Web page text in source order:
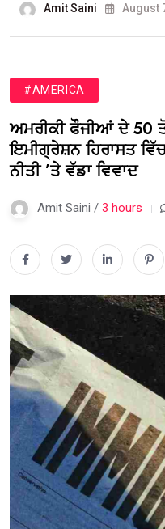
Amit Saini August
#AMERICA
ਅਮਰੀਕੀ ਫੌਜੀਆਂ ਦੇ 50
ਇਮੀਗ੍ਰੇਸ਼ਨ ਹਿਰਾਸਤ
ਨੀਤੀ ’ਤੇ ਵੱਡਾ ਵਿਵਾਦ
Amit Saini / 3 hours